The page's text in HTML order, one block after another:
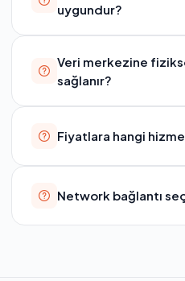
uygundur?
Veri merkezine
sağlanır?
Fiyatlara hangi
Network bağlantı